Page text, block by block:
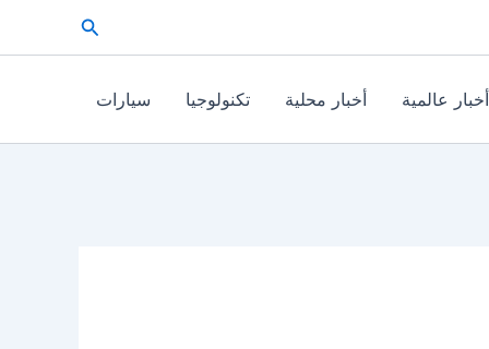
البحث
أخبار عالمية أخبار محلية تكنولوجيا سيارات